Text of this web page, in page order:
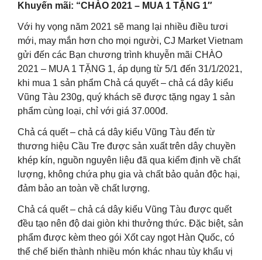
Khuyến mãi: “CHÀO 2021 – MUA 1 TẶNG 1″
Với hy vọng năm 2021 sẽ mang lại nhiều điều tươi
mới, may mắn hơn cho mọi người, CJ Market Vietnam
gửi đến các Bạn chương trình khuyễn mãi CHÀO
2021 – MUA 1 TẶNG 1, áp dụng từ 5/1 đến 31/1/2021,
khi mua 1 sản phẩm Chả cá quyết – chả cá dây kiểu
Vũng Tàu 230g, quý khách sẽ được tặng ngay 1 sản
phẩm cùng loại, chỉ với giá 37.000đ.
Chả cá quết – chả cá dây kiểu Vũng Tàu đến từ
thương hiệu Cầu Tre được sản xuất trên dây chuyền
khép kín, nguồn nguyên liệu đã qua kiểm định về chất
lượng, không chứa phụ gia và chất bảo quản độc hại,
đảm bảo an toàn về chất lượng.
Chả cá quết – chả cá dây kiểu Vũng Tàu được quết
đều tạo nên độ dai giòn khi thưởng thức. Đặc biệt, sản
phẩm được kèm theo gói Xốt cay ngọt Hàn Quốc, có
thể chế biến thành nhiều món khác nhau tùy khẩu vị